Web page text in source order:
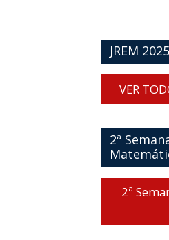
JREM 2025
VER
2ª
2ª